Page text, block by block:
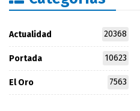
Actualidad 20368
Portada 10623
El Oro 7563